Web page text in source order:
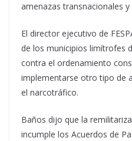
amenazas transnacionales
El director ejecutivo de
de los municipios limítrofes
contra el ordenamiento
implementarse otro tipo de
el narcotráfico.
Baños dijo que la
incumple los Acuerdos de